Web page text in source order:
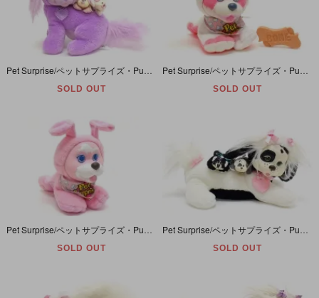
SOLD OUT SOLD OUT
SOLD OUT SOLD OUT